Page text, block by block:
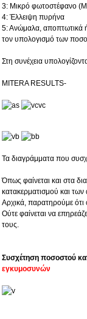
3: Μικρό φωτοστέφανο
4: Έλλειψη πυρήνα
5: Ανώμαλα, αποπτωτικά
τον υπολογισμό των
Στη συνέχεια
MITERA RESULTS-
Τα διαγράμματα που
Όπως φαίνεται και στα
κατακερματισμού και
Αρχικά, παρατηρούμε ότι
Ούτε φαίνεται να
τους.
Συσχέτηση ποσοστού
εγκυμοσυνών